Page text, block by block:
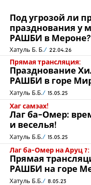
Под угрозой ли
празднования у
РАШБИ в Мероне?
Хатуль Б. Б. 22.04.26
Прямая трансляция:
Празднование
РАШБИ в горе
Хатуль Б.Б. 15.05.25
Хаг самэах!
Лаг ба-Омер:
и веселья!
Хатуль Б.Б. 15.05.25
Лаг ба-Омер на Аруц 7:
Прямая
РАШБИ на горе
Хатуль Б.Б. 8.05.23